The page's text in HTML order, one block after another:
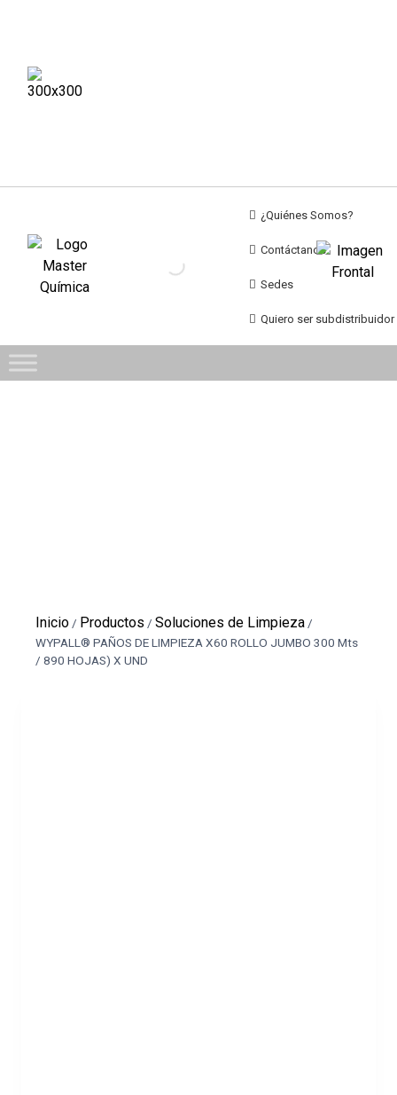
¿Quiénes Somos?
Contáctanos
Sedes
Quiero ser subdistribuidor
Inicio/ Productos / Soluciones de Limpieza/
WYPALL® PAÑOS DE LIMPIEZA X60 ROLLO JUMBO 300 Mts
/ 890 HOJAS) X UND